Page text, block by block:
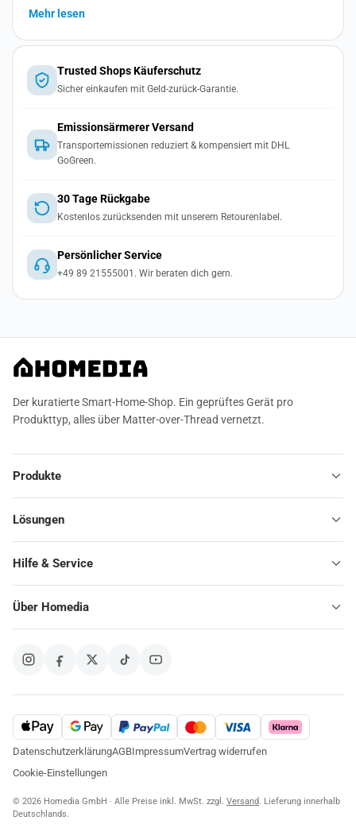
Motor nach und steuern ihn per App, Zeitplan oder Sprache.
Alexa, Google Home und Home Assistant zusammen.
Mehr lesen
Trusted Shops Käuferschutz
Sicher einkaufen mit Geld-zurück-Garantie.
Emissionsärmerer Versand
Transportemissionen reduziert & kompensiert mit DHL
GoGreen.
30 Tage Rückgabe
Kostenlos zurücksenden mit unserem Retourenlabel.
Persönlicher Service
+49 89 21555001. Wir beraten dich gern.
Der kuratierte Smart-Home-Shop. Ein geprüftes Gerät pro
Produkttyp, alles über Matter-over-Thread vernetzt.
Produkte
Lösungen
Hilfe & Service
Über Homedia
DatenschutzerklärungAGBImpressumVertrag widerrufen
Cookie-Einstellungen
© 2026 Homedia GmbH · Alle Preise inkl. MwSt. zzgl. Versand. Lieferung innerhalb
Deutschlands.